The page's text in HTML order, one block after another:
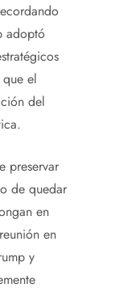
adoptó
el
del
preservar
de quedar
en
en
y